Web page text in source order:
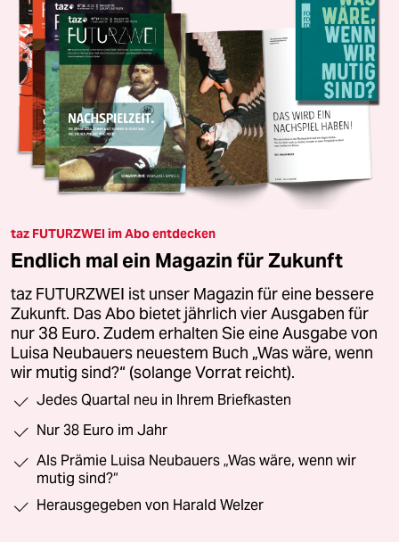
taz FUTURZWEI im Abo entdecken
Endlich mal ein Magazin für Zukunft
taz FUTURZWEI ist unser Magazin für eine bessere
Zukunft. Das Abo bietet jährlich vier Ausgaben für
nur 38 Euro. Zudem erhalten Sie eine Ausgabe von
Luisa Neubauers neuestem Buch „Was wäre, wenn
wir mutig sind?“ (solange Vorrat reicht).
Jedes Quartal neu in Ihrem Briefkasten
Nur 38 Euro im Jahr
Als Prämie Luisa Neubauers „Was wäre, wenn wir
mutig sind?“
Herausgegeben von Harald Welzer